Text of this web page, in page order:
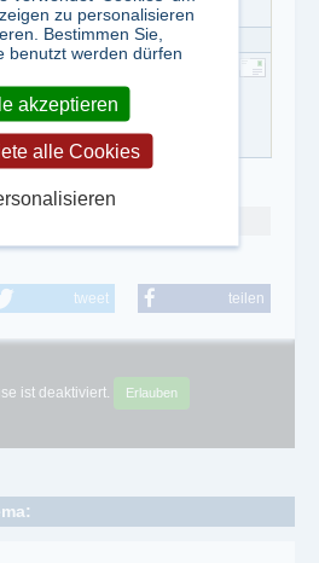
tweet teilen
ist deaktiviert. Erlauben
zu personalisieren
Bestimmen Sie,
benutzt werden dürfen
akzeptieren
alle Cookies